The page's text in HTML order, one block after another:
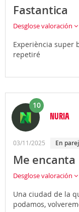
Fastantica
Desglose valoración
Experiència super
repetiré
10
NURIA
03/11/2025 En
Me encanta
Desglose valoración
Una ciudad de la
podamos,